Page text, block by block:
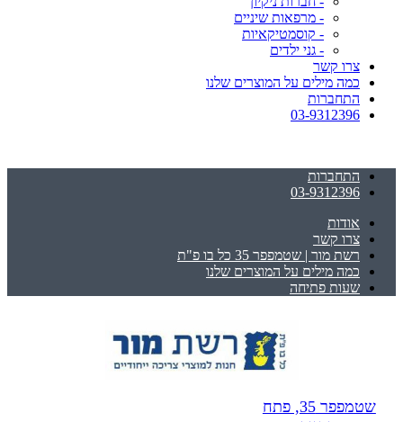
- מרפאות שיניים
- קוסמטיקאיות
- גני ילדים
צרו קשר
כמה מילים על המוצרים שלנו
התחברות
03-9312396
התחברות
03-9312396
אודות
צרו קשר
רשת מור | שטמפפר 35 כל בו פ"ת
כמה מילים על המוצרים שלנו
שעות פתיחה
שטמפפר 35, פתח